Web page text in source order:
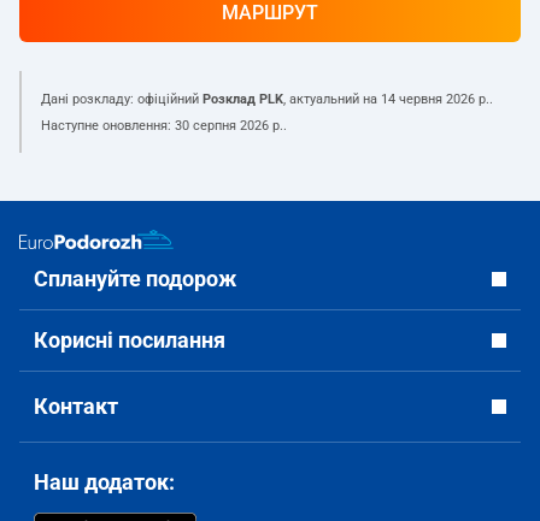
МАРШРУТ
Дані розкладу: офіційний Розклад PLK, актуальний на 14 червня 2026 р..
Наступне оновлення: 30 серпня 2026 р..
Сплануйте подорож
Корисні посилання
Контакт
Наш додаток: